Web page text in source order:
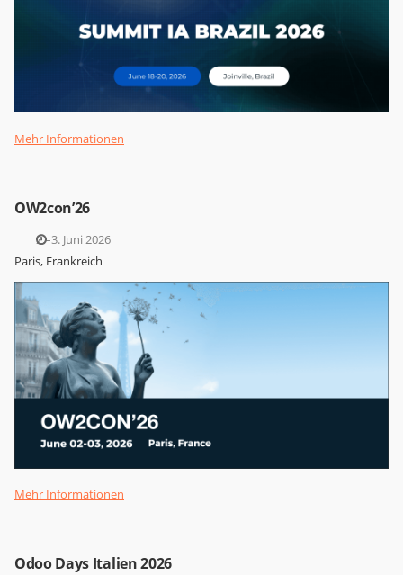
Mehr Informationen
OW2con’26
2.–3. Juni 2026
Paris, Frankreich
Mehr Informationen
Odoo Days Italien 2026